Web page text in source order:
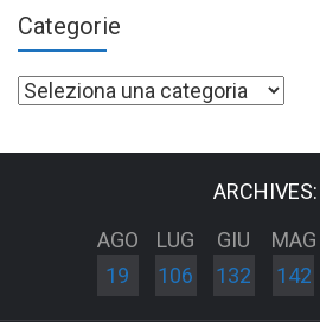
Categorie
Categorie
ARCHIVES:
AGO
19
LUG
106
GIU
132
MAG
142